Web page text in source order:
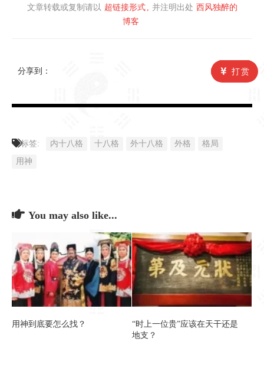
文章转载或复制请以 超链接形式 并注明出处 西风独醉的
博客
分享到： 打赏
标签: 内十八格 十八格 外十八格 外格
格局
用神
You may also like...
用神到底要怎么找？
“时上一位贵”应该在天干还是
地支？